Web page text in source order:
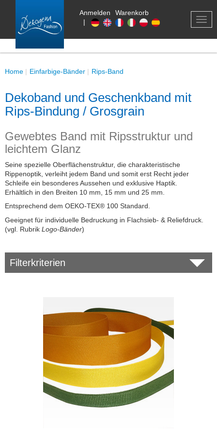
Anmelden
Warenkorb
|
Home Einfarbige-Bänder Rips-Band
Dekoband und Geschenkband mit
Rips-Bindung / Grosgrain
Gewebtes Band mit Ripsstruktur und
leichtem Glanz
Seine spezielle Oberflächenstruktur, die charakteristische
Rippenoptik, verleiht jedem Band und somit erst Recht jeder
Schleife ein besonderes Aussehen und exklusive Haptik.
Erhältlich in den Breiten 10 mm, 15 mm und 25 mm.
Entsprechend dem OEKO-TEX® 100 Standard.
Geeignet für individuelle Bedruckung in Flachsieb- & Reliefdruck.
(vgl. Rubrik Logo-Bänder)
Filterkriterien